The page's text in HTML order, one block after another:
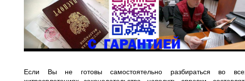
Если Вы не готовы самостоятельно разбираться во